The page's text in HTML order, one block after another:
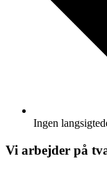
Ingen
Vi arbejder på